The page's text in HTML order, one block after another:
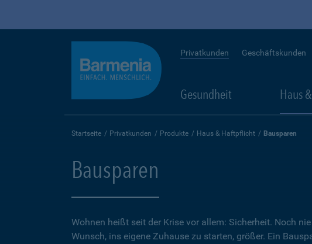
Privatkunden Geschäftskunden
Gesundheit Haus
Startseite Privatkunden Produkte Haus & Haftpflicht Bausparen
Bausparen
Wohnen heißt seit der Krise vor allem: Sicherheit. Noch
Wunsch, ins eigene Zuhause zu starten, größer. Ein